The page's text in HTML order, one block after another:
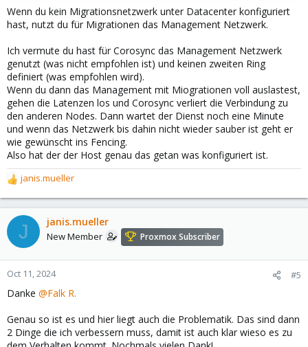
Mir ist trotzdem noch nicht ganz klar wie es zu diesem Problem
kommt.
Wenn du kein Migrationsnetzwerk unter Datacenter konfiguriert
hast, nutzt du für Migrationen das Management Netzwerk.
Ich vermute du hast für Corosync das Management Netzwerk
genutzt (was nicht empfohlen ist) und keinen zweiten Ring
definiert (was empfohlen wird).
Wenn du dann das Management mit Miogrationen voll auslastest,
gehen die Latenzen los und Corosync verliert die Verbindung zu
den anderen Nodes. Dann wartet der Dienst noch eine Minute
und wenn das Netzwerk bis dahin nicht wieder sauber ist geht er
wie gewünscht ins Fencing.
Also hat der der Host genau das getan was konfiguriert ist.
R
e
a
c
t
o
n
:
janis.mueller
J janis.mueller
New Member Proxmox Subscriber
Oct 11, 2024 #5
Danke @Falk R.
Genau so ist es und hier liegt auch die Problematik. Das sind dann
2 Dinge die ich verbessern muss, damit ist auch klar wieso es zu